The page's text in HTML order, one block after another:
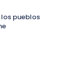
pueblos